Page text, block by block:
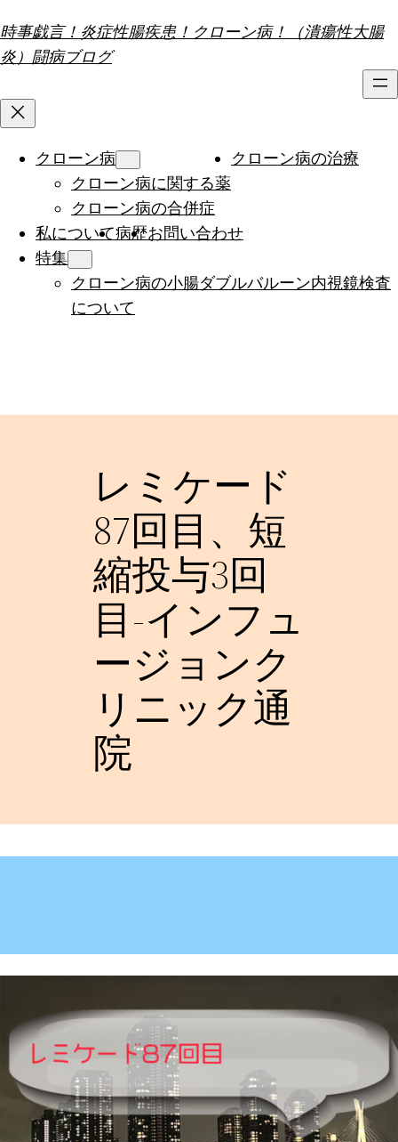
容
を
キ
時事戯言！炎症性腸疾患！クローン病！（潰瘍性大腸
炎）闘病ブログ
クローン病
クローン病に関する薬
クローン病の合併症
クローン病の治療
私について病歴お問い合わせ
特集
クローン病の小腸ダブルバルーン内視鏡検査
について
レミケード
87回目、短
縮投与3回
目-インフュ
ージョンク
リニック通
院